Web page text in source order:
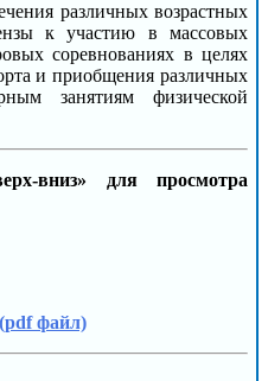
различных возрастных
к участию в массовых
соревнованиях в целях
и приобщения различных
занятиям физической
вниз» для просмотра
файл)